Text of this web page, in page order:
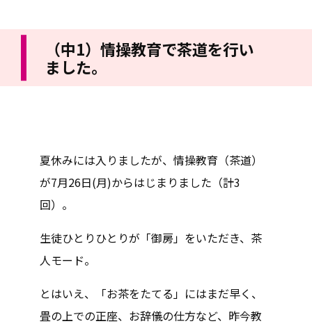
（中1）情操教育で茶道を行い
ました。
夏休みには入りましたが、情操教育（茶道）
が7月26日(月)からはじまりました（計3
回）。
生徒ひとりひとりが「御房」をいただき、茶
人モード。
とはいえ、「お茶をたてる」にはまだ早く、
畳の上での正座、お辞儀の仕方など、昨今教